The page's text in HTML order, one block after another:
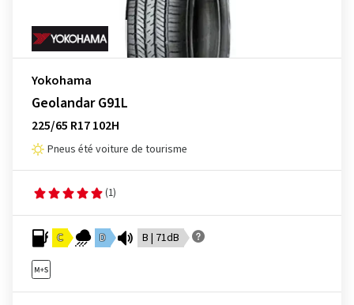
Yokohama
Geolandar G91L
225/65 R17 102H
Pneus été voiture de tourisme
(1)
C D B | 71dB